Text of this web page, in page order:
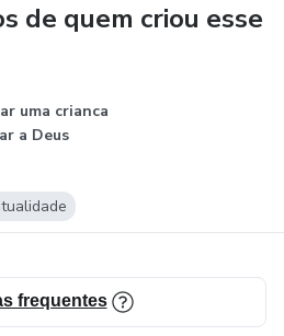
de quem criou esse
uma crianca
a Deus
frequentes